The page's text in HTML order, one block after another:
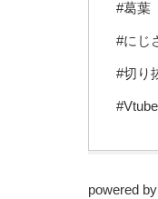
#葛葉
#にじ
#切り
powered by